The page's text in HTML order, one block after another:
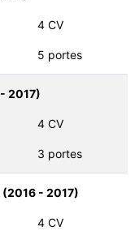
4 CV
5 portes
2017)
4 CV
3 portes
(2016 - 2017)
4 CV